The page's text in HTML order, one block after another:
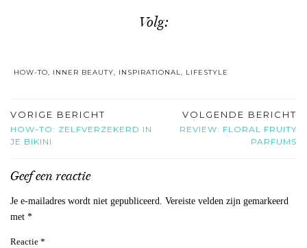
Volg:
HOW-TO, INNER BEAUTY, INSPIRATIONAL, LIFESTYLE
VORIGE BERICHT
HOW-TO: ZELFVERZEKERD IN
JE BIKINI
VOLGENDE BERICHT
REVIEW: FLORAL FRUITY
PARFUMS
Geef een reactie
Je e-mailadres wordt niet gepubliceerd. Vereiste velden zijn gemarkeerd
met *
Reactie *